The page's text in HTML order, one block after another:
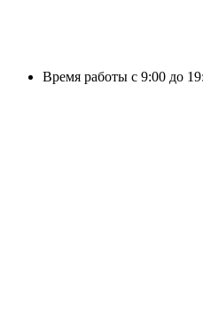
Время работы с 9:00 до